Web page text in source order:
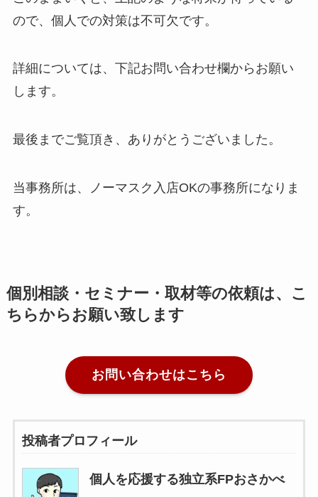
ので、個人での対策は不可欠です。
詳細については、下記お問い合わせ欄からお願い
します。
最後までご覧頂き、ありがとうございました。
当事務所は、ノーマスク入店OKの事務所になりま
す。
個別相談・セミナー・取材等の依頼は、こ
ちらからお願い致します
お問い合わせはこちら
投稿者プロフィール
個人を応援する独立系FPおさかべ